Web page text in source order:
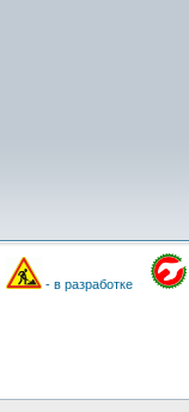
- в разработке